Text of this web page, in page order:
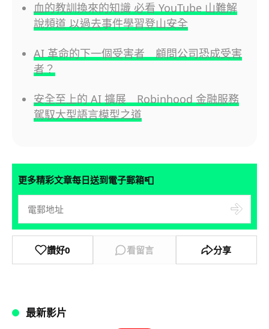
血的教訓換來的知識 必看 YouTube 山難解
說頻道 以過去事件學習登山安全
AI 革命的下一個受害者 顧問公司恐成受害
者？
安全至上的 AI 擴展 Robinhood 金融服務
駕馭大型語言模型之道
更多精彩文章每日送到電子郵箱📮
讚好0 看留言 分享
最新影片